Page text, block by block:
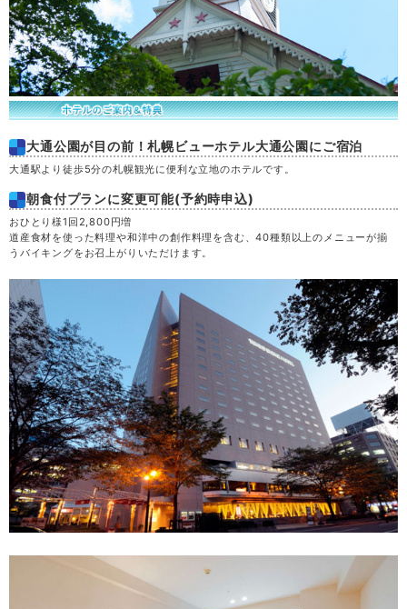
大通公園が目の前！札幌ビューホテル大通公園にご宿泊
大通駅より徒歩5分の札幌観光に便利な立地のホテルです。
朝食付プランに変更可能(予約時申込)
おひとり様1回2,800円増
道産食材を使った料理や和洋中の創作料理を含む、40種類以上のメニューが揃
うバイキングをお召上がりいただけます。